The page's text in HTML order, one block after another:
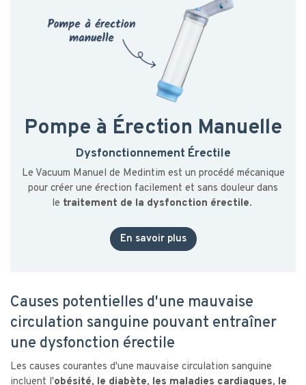
Pompe à Érection Manuelle
Dysfonctionnement Érectile
Le Vacuum Manuel de Medintim est un procédé mécanique
pour créer une érection facilement et sans douleur dans
le traitement de la dysfonction érectile.
En savoir plus
Causes potentielles d'une mauvaise
circulation sanguine pouvant entraîner
une dysfonction érectile
Les causes courantes d'une mauvaise circulation sanguine
incluent l'obésité, le diabète, les maladies cardiaques, le